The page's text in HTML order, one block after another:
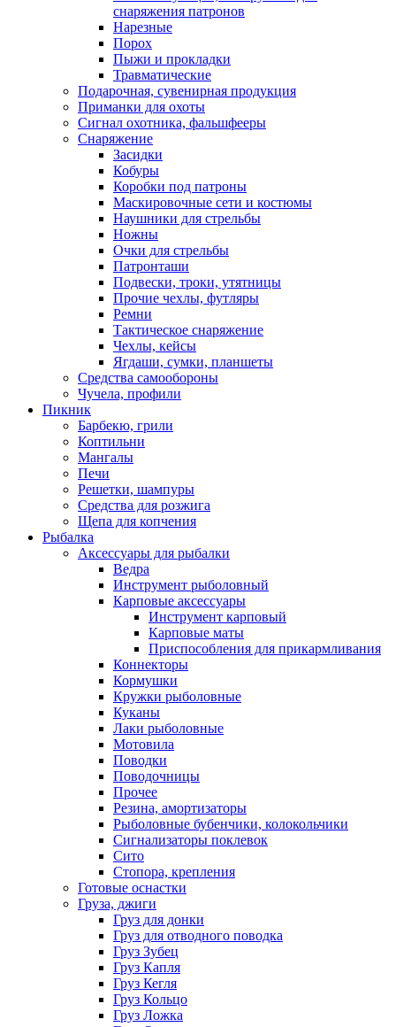
снаряжения патронов
Нарезные
Порох
Пыжи и прокладки
Травматические
Подарочная, сувенирная продукция
Приманки для охоты
Сигнал охотника, фальшфееры
Снаряжение
Засидки
Кобуры
Коробки под патроны
Маскировочные сети и костюмы
Наушники для стрельбы
Ножны
Очки для стрельбы
Патронташи
Подвески, троки, утятницы
Прочие чехлы, футляры
Ремни
Тактическое снаряжение
Чехлы, кейсы
Ягдаши, сумки, планшеты
Средства самообороны
Чучела, профили
Пикник
Барбекю, грили
Коптильни
Мангалы
Печи
Решетки, шампуры
Средства для розжига
Щепа для копчения
Рыбалка
Аксессуары для рыбалки
Ведра
Инструмент рыболовный
Карповые аксессуары
Инструмент карповый
Карповые маты
Приспособления для прикармливания
Коннекторы
Кормушки
Кружки рыболовные
Куканы
Лаки рыболовные
Мотовила
Поводки
Поводочницы
Прочее
Резина, амортизаторы
Рыболовные бубенчики, колокольчики
Сигнализаторы поклевок
Сито
Стопора, крепления
Готовые оснастки
Груза, джиги
Груз для донки
Груз для отводного поводка
Груз Зубец
Груз Капля
Груз Кегля
Груз Кольцо
Груз Ложка